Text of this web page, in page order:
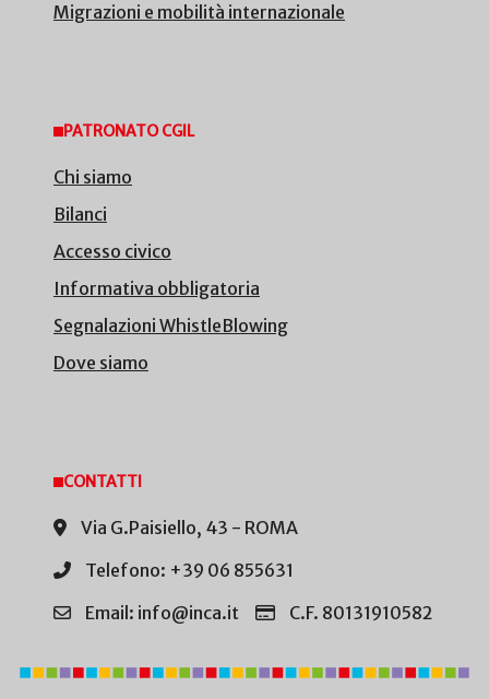
Migrazioni e mobilità internazionale
PATRONATO CGIL
Chi siamo
Bilanci
Accesso civico
Informativa obbligatoria
Segnalazioni WhistleBlowing
Dove siamo
CONTATTI
Via G.Paisiello, 43 - ROMA
Telefono: +39 06 855631
Email: info@inca.it
C.F. 80131910582